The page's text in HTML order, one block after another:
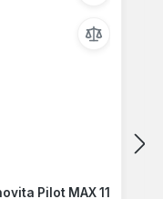
Pilot MAX 11